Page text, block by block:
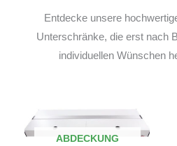
Entdecke unsere
Unterschränke, die erst nach
individuellen Wünschen
ABDECKUNG